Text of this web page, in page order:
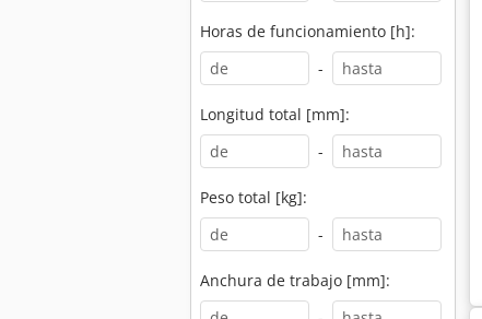
Horas de funcionamiento [h]:
-
Longitud total [mm]:
-
Peso total [kg]:
-
Anchura de trabajo [mm]: